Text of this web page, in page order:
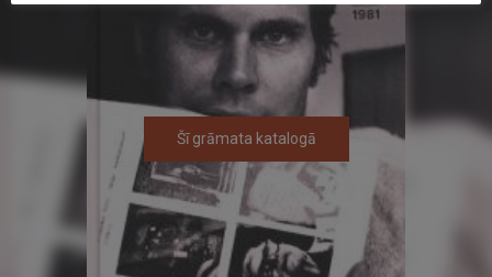
Šī grāmata katalogā